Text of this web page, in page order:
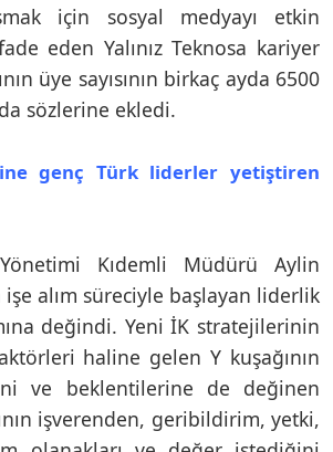
için sosyal medyayı etkin
eden Yalınız Teknosa kariyer
üye sayısının birkaç ayda 6500
sözlerine ekledi.
genç Türk liderler yetiştiren
Kıdemli Müdürü Aylin
işe alım süreciyle başlayan liderlik
değindi. Yeni İK stratejilerinin
haline gelen Y kuşağının
ve beklentilerine de değinen
işverenden, geribildirim, yetki,